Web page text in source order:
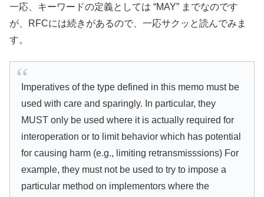
一応、キーワードの定義としては “MAY” までなのです
が、RFCには続きがあるので、一応サクッと読んでみま
す。
Imperatives of the type defined in this memo must be
used with care and sparingly. In particular, they
MUST only be used where it is actually required for
interoperation or to limit behavior which has potential
for causing harm (e.g., limiting retransmisssions) For
example, they must not be used to try to impose a
particular method on implementors where the